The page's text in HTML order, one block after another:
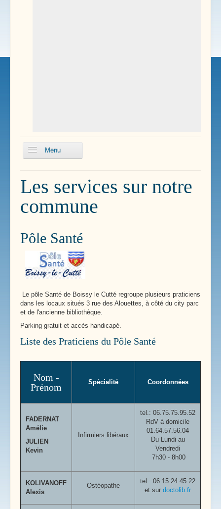
Menu
Tourisme
L'équipe municipale
Les services sur notre
commune
Pôle Santé
Le pôle Santé de Boissy le Cutté regroupe plusieurs praticiens
dans les locaux situés 3 rue des Alouettes, à côté du city parc
et de l'ancienne bibliothèque.
Parking gratuit et accès handicapé.
Liste des Praticiens du Pôle Santé
Nom -
Prénom
Spécialité Coordonnées
FADERNAT
Amélie
JULIEN
Kevin
Infirmiers libéraux
tel.: 06.75.75.95.52
RdV à domicile
01.64.57.56.04
Du Lundi au
Vendredi
7h30 - 8h00
KOLIVANOFF
Alexis
Ostéopathe
tel.: 06.15.24.45.22
et sur doctolib.fr